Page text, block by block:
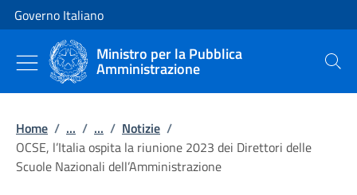
Vai al contenuto
Vai alla navigazione del sito
Governo Italiano
Ministro per la Pubblica
Amministrazione Cerca
Home / ... / ... / Notizie /
OCSE, l’Italia ospita la riunione 2023 dei Direttori delle
Scuole Nazionali dell’Amministrazione